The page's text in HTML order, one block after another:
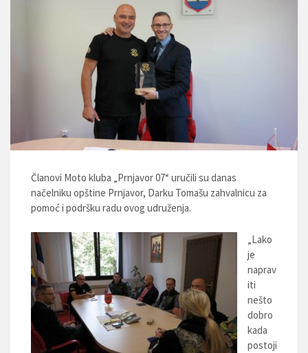
Članovi Moto kluba „Prnjavor 07“ uručili su danas
načelniku opštine Prnjavor, Darku Tomašu zahvalnicu za
pomoć i podršku radu ovog udruženja.
„Lako
je
naprav
iti
nešto
dobro
kada
postoji